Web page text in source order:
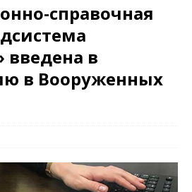
справочная
в
в Вооруженных